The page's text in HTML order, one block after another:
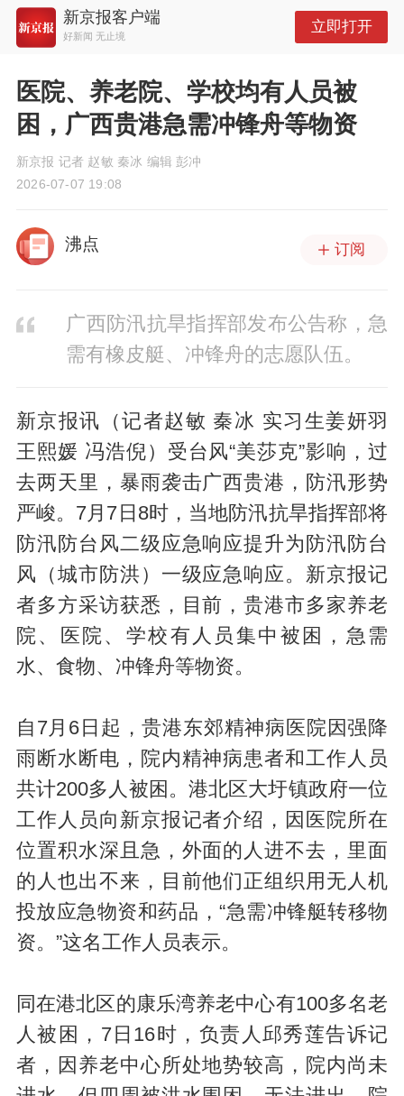
新京报客户端
好新闻 无止境
立即打开
医院、养老院、学校均有人员被
困，广西贵港急需冲锋舟等物资
新京报 记者 赵敏 秦冰 编辑 彭冲
2026-07-07 19:08
沸点 订阅
广西防汛抗旱指挥部发布公告称，急
需有橡皮艇、冲锋舟的志愿队伍。
新京报讯（记者赵敏 秦冰 实习生姜妍羽
王熙媛 冯浩倪）受台风“美莎克”影响，过
去两天里，暴雨袭击广西贵港，防汛形势
严峻。7月7日8时，当地防汛抗旱指挥部将
防汛防台风二级应急响应提升为防汛防台
风（城市防洪）一级应急响应。新京报记
者多方采访获悉，目前，贵港市多家养老
院、医院、学校有人员集中被困，急需
水、食物、冲锋舟等物资。
自7月6日起，贵港东郊精神病医院因强降
雨断水断电，院内精神病患者和工作人员
共计200多人被困。港北区大圩镇政府一位
工作人员向新京报记者介绍，因医院所在
位置积水深且急，外面的人进不去，里面
的人也出不来，目前他们正组织用无人机
投放应急物资和药品，“急需冲锋艇转移物
资。”这名工作人员表示。
同在港北区的康乐湾养老中心有100多名老
人被困，7日16时，负责人邱秀莲告诉记
者，因养老中心所处地势较高，院内尚未